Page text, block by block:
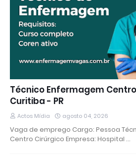
Técnico Enfermagem
Curitiba - PR
Actos Mídia agosto 04, 2026
Vaga de emprego Cargo: Pessoa
Centro Cirúrgico Empresa: Hospital …